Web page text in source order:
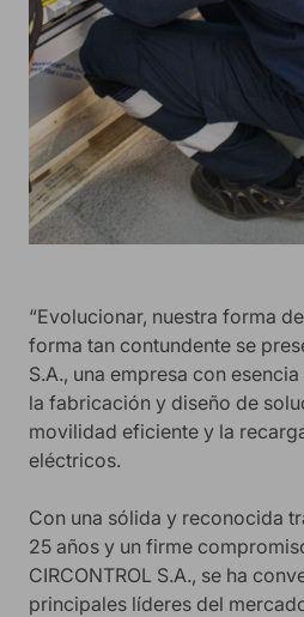
“Evolucionar, nuestra forma
forma tan contundente se
S.A., una empresa con
la fabricación y diseño de
movilidad eficiente y la
eléctricos.
Con una sólida y reconocida
25 años y un firme
CIRCONTROL S.A., se ha
principales líderes del